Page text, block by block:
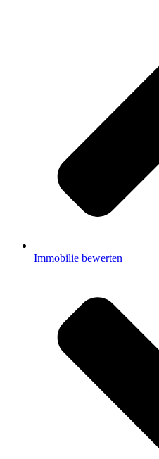
Immobilie bewerten